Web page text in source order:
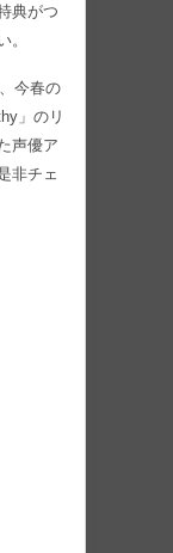
典がつ
。
今春の
」のリ
声優ア
非チェ